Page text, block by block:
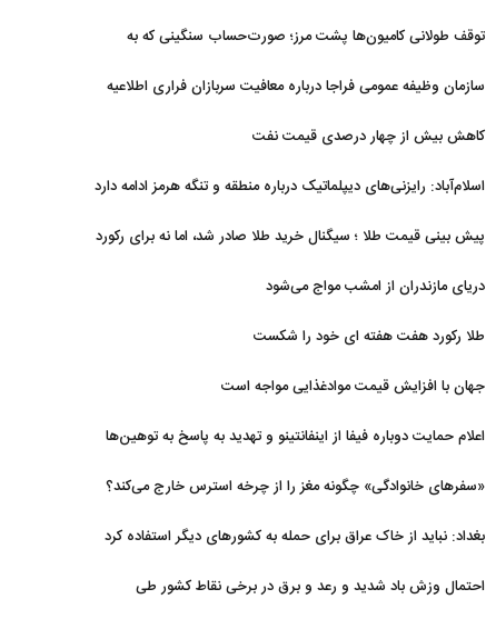
توقف طولانی کامیون‌ها پشت مرز؛ صورت‌حساب سنگینی که به
سازمان وظیفه عمومی فراجا درباره معافیت سربازان فراری اطلاعیه
کاهش بیش از چهار درصدی قیمت نفت
اسلام‌آباد: رایزنی‌های دیپلماتیک درباره منطقه و تنگه هرمز ادامه دارد
پیش بینی قیمت طلا ؛ سیگنال خرید طلا صادر شد، اما نه برای رکورد
دریای مازندران از امشب مواج می‌شود
طلا رکورد هفت هفته ای خود را شکست
جهان با افزایش قیمت موادغذایی مواجه است
اعلام حمایت دوباره فیفا از اینفانتینو و تهدید به پاسخ به توهین‌ها
«سفرهای خانوادگی» چگونه مغز را از چرخه استرس خارج می‌کند؟
بغداد: نباید از خاک عراق برای حمله به کشورهای دیگر استفاده کرد
احتمال وزش باد شدید و رعد و برق در برخی نقاط کشور طی